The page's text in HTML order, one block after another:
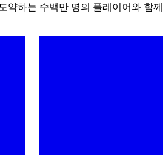
약하는 수백만 명의 플레이어와 함께